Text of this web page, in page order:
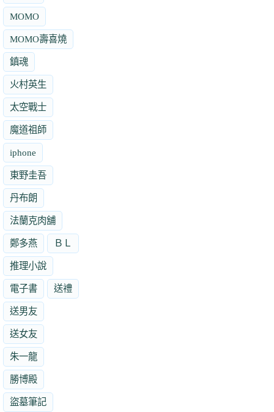
MOMO
MOMO壽喜燒
鎮魂
火村英生
太空戰士
魔道祖師
iphone
東野圭吾
丹布朗
法蘭克肉舖
鄭多燕 ＢＬ
推理小說
電子書 送禮
送男友
送女友
朱一龍
勝博殿
盜墓筆記